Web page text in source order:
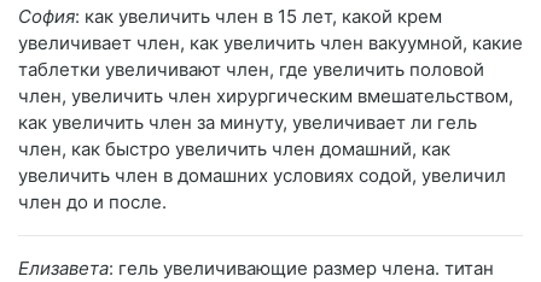
София: как увеличить член в 15 лет, какой крем
увеличивает член, как увеличить член вакуумной, какие
таблетки увеличивают член, где увеличить половой
член, увеличить член хирургическим вмешательством,
как увеличить член за минуту, увеличивает ли гель
член, как быстро увеличить член домашний, как
увеличить член в домашних условиях содой, увеличил
член до и после.
Елизавета: гель увеличивающие размер члена. титан